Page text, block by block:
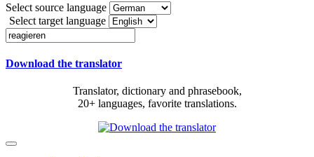
Select source language
Select target language
Download the translator
Translator, dictionary and phrasebook,
20+ languages, favorite translations.